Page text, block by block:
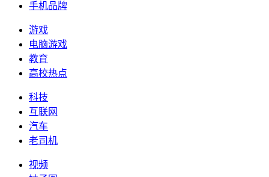
手机品牌
游戏
电脑游戏
教育
高校热点
科技
互联网
汽车
老司机
视频